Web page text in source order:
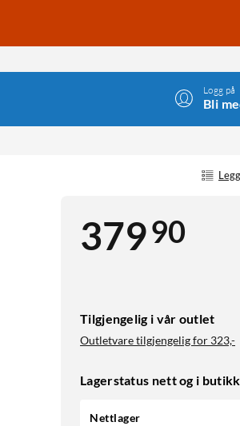
Logg på
Bli
37990
Tilgjengelig i vår outlet
Outletvare tilgjengelig for 323,-
Lagerstatus nett og i butikk
Nettlager